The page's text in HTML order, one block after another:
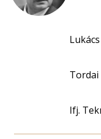
Tordai
Ifj.